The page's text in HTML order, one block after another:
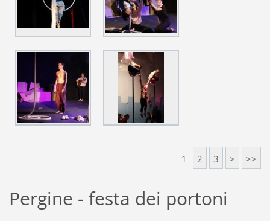
1 2 3 > >>
Pergine - festa dei portoni